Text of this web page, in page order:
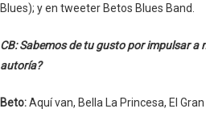
Blues); y en tweeter Betos Blues Band.
CB: Sabemos de tu gusto por impulsar
autoría?
Beto:Aquí van, Bella La Princesa, El